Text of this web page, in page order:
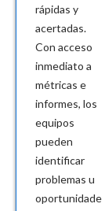
rápidas y
acertadas.
Con acceso
inmediato a
métricas e
informes, los
equipos
pueden
identificar
problemas u
oportunidade